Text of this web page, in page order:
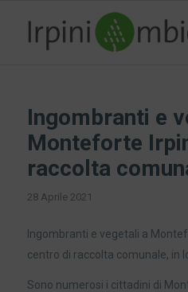
Ingombranti e
Monteforte
raccolta
28 Aprile 2021
Ingombranti e vegetali a
centro di raccolta comunale, in
Sono numerosi i cittadini di